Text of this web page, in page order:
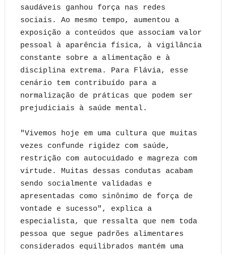
saudáveis ganhou força nas redes
sociais. Ao mesmo tempo, aumentou a
exposição a conteúdos que associam valor
pessoal à aparência física, à vigilância
constante sobre a alimentação e à
disciplina extrema. Para Flávia, esse
cenário tem contribuído para a
normalização de práticas que podem ser
prejudiciais à saúde mental.
"Vivemos hoje em uma cultura que muitas
vezes confunde rigidez com saúde,
restrição com autocuidado e magreza com
virtude. Muitas dessas condutas acabam
sendo socialmente validadas e
apresentadas como sinônimo de força de
vontade e sucesso", explica a
especialista, que ressalta que nem toda
pessoa que segue padrões alimentares
considerados equilibrados mantém uma